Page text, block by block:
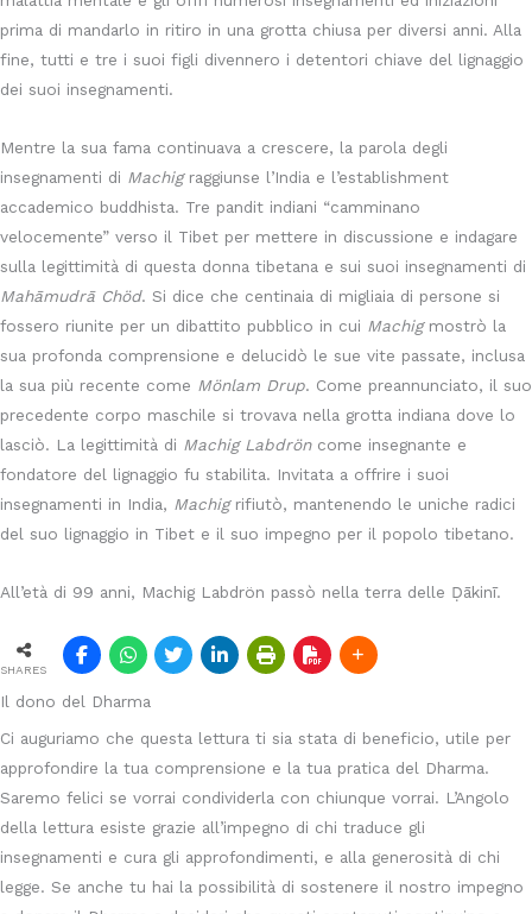
prima di mandarlo in ritiro in una grotta chiusa per diversi anni. Alla
fine, tutti e tre i suoi figli divennero i detentori chiave del lignaggio
dei suoi insegnamenti.
Mentre la sua fama continuava a crescere, la parola degli
insegnamenti di Machigraggiunse l’India e l’establishment
accademico buddhista. Tre pandit indiani “camminano
velocemente” verso il Tibet per mettere in discussione e indagare
sulla legittimità di questa donna tibetana e sui suoi insegnamenti di
Mahāmudrā Chöd. Si dice che centinaia di migliaia di persone si
fossero riunite per un dibattito pubblico in cui Machigmostrò la
sua profonda comprensione e delucidò le sue vite passate, inclusa
la sua più recente come Mönlam Drup. Come preannunciato, il suo
precedente corpo maschile si trovava nella grotta indiana dove lo
lasciò. La legittimità di Machig Labdröncome insegnante e
fondatore del lignaggio fu stabilita. Invitata a offrire i suoi
insegnamenti in India, Machigrifiutò, mantenendo le uniche radici
del suo lignaggio in Tibet e il suo impegno per il popolo tibetano.
All’età di 99 anni, Machig Labdrön passò nella terra delle Ḍākinī.
SHARES
Il dono del Dharma
Ci auguriamo che questa lettura ti sia stata di beneficio, utile per
approfondire la tua comprensione e la tua pratica del Dharma.
Saremo felici se vorrai condividerla con chiunque vorrai. L’Angolo
della lettura esiste grazie all’impegno di chi traduce gli
insegnamenti e cura gli approfondimenti, e alla generosità di chi
legge. Se anche tu hai la possibilità di sostenere il nostro impegno